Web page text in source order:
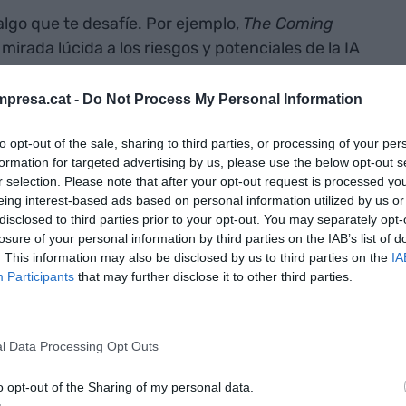
- Do Not Process My Personal Information
opt-out of the sale, sharing to third parties, or processing of your
for targeted advertising by us, please use the below opt-out
selection. Please note that after your opt-out request is processed
interest-based ads based on personal information utilized by us
to third parties prior to your opt-out. You may separately
of your personal information by third parties on the IAB’s list of
This information may also be disclosed by us to third parties on the
Participants that may further disclose it to other third parties.
Data Processing Opt Outs
opt-out of the Sharing of my personal data.
que te desafíe. Por ejemplo, TheComing
lúcida a los riesgos y potenciales de la IA
inteligencia artificial desde ya.
comoBeyond the Prompt(Jeremy Utley&
con Jon Hernándezofrecen
sin urgencia. Acompáñalos con una libreta,
tu propioIA Canvas del Liderazgo: